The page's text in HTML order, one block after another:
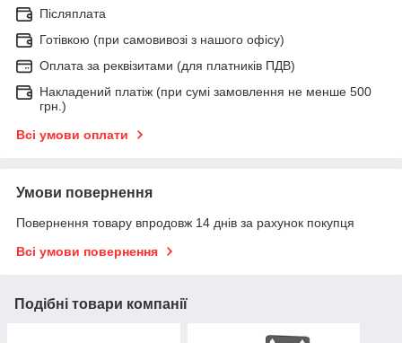
Післяплата
Готівкою (при самовивозі з нашого офісу)
Оплата за реквізитами (для платників ПДВ)
Накладений платіж (при сумі замовлення не менше 500
грн.)
Всі умови оплати
Умови повернення
Повернення товару впродовж 14 днів за рахунок покупця
Всі умови повернення
Подібні товари компанії